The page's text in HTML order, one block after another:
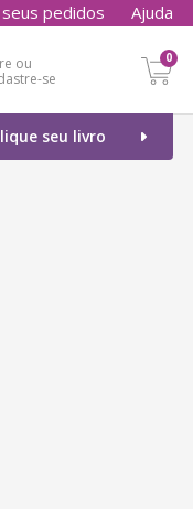
pedidos Ajuda
ou
se
0
seu livro